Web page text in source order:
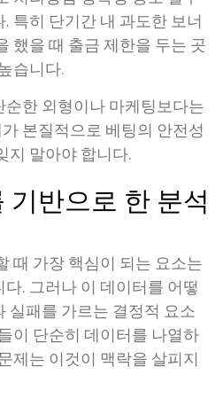
특히 단기간 내 과도한 보너
했을 때 출금 제한을 두는 곳
습니다.
한 외형이나 마케팅보다는
본질적으로 베팅의 안전성
지 말아야 합니다.
반으로 한 분석
때 가장 핵심이 되는 요소는
다. 그러나 이 데이터를 어떻
실패를 가르는 결정적 요소
이 단순히 데이터를 나열하
제는 이것이 맥락을 살피지